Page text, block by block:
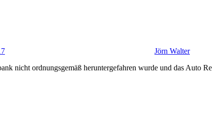
Jörn Walter
nicht ordnungsgemäß heruntergefahren wurde und das Auto